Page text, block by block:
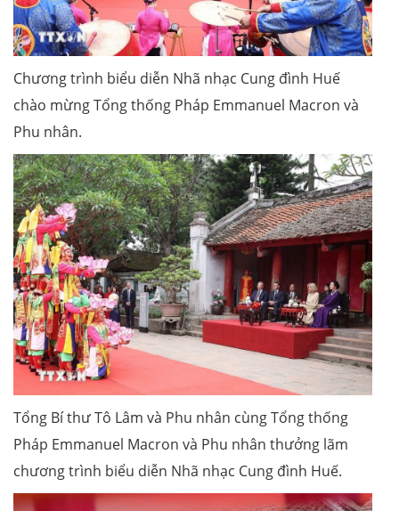
Chương trình biểu diễn Nhã nhạc Cung đình Huế
chào mừng Tổng thống Pháp Emmanuel Macron và
Phu nhân.
Tổng Bí thư Tô Lâm và Phu nhân cùng Tổng thống
Pháp Emmanuel Macron và Phu nhân thưởng lãm
chương trình biểu diễn Nhã nhạc Cung đình Huế.